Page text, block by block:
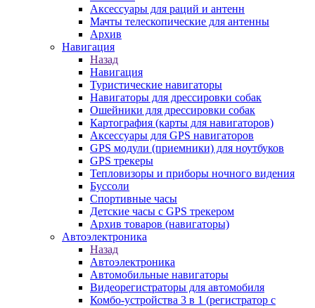
Аксессуары для раций и антенн
Мачты телескопические для антенны
Архив
Навигация
Назад
Навигация
Туристические навигаторы
Навигаторы для дрессировки собак
Ошейники для дрессировки собак
Картография (карты для навигаторов)
Аксессуары для GPS навигаторов
GPS модули (приемники) для ноутбуков
GPS трекеры
Тепловизоры и приборы ночного видения
Буссоли
Спортивные часы
Детские часы с GPS трекером
Архив товаров (навигаторы)
Автоэлектроника
Назад
Автоэлектроника
Автомобильные навигаторы
Видеорегистраторы для автомобиля
Комбо-устройства 3 в 1 (регистратор с